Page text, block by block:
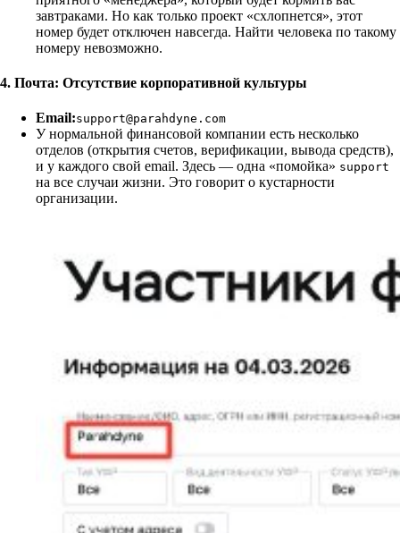
завтраками. Но как только проект «схлопнется», этот
номер будет отключен навсегда. Найти человека по такому
номеру невозможно.
4. Почта: Отсутствие корпоративной культуры
Email:support@parahdyne.com
У нормальной финансовой компании есть несколько
отделов (открытия счетов, верификации, вывода средств),
и у каждого свой email. Здесь — одна «помойка» support
на все случаи жизни. Это говорит о кустарности
организации.